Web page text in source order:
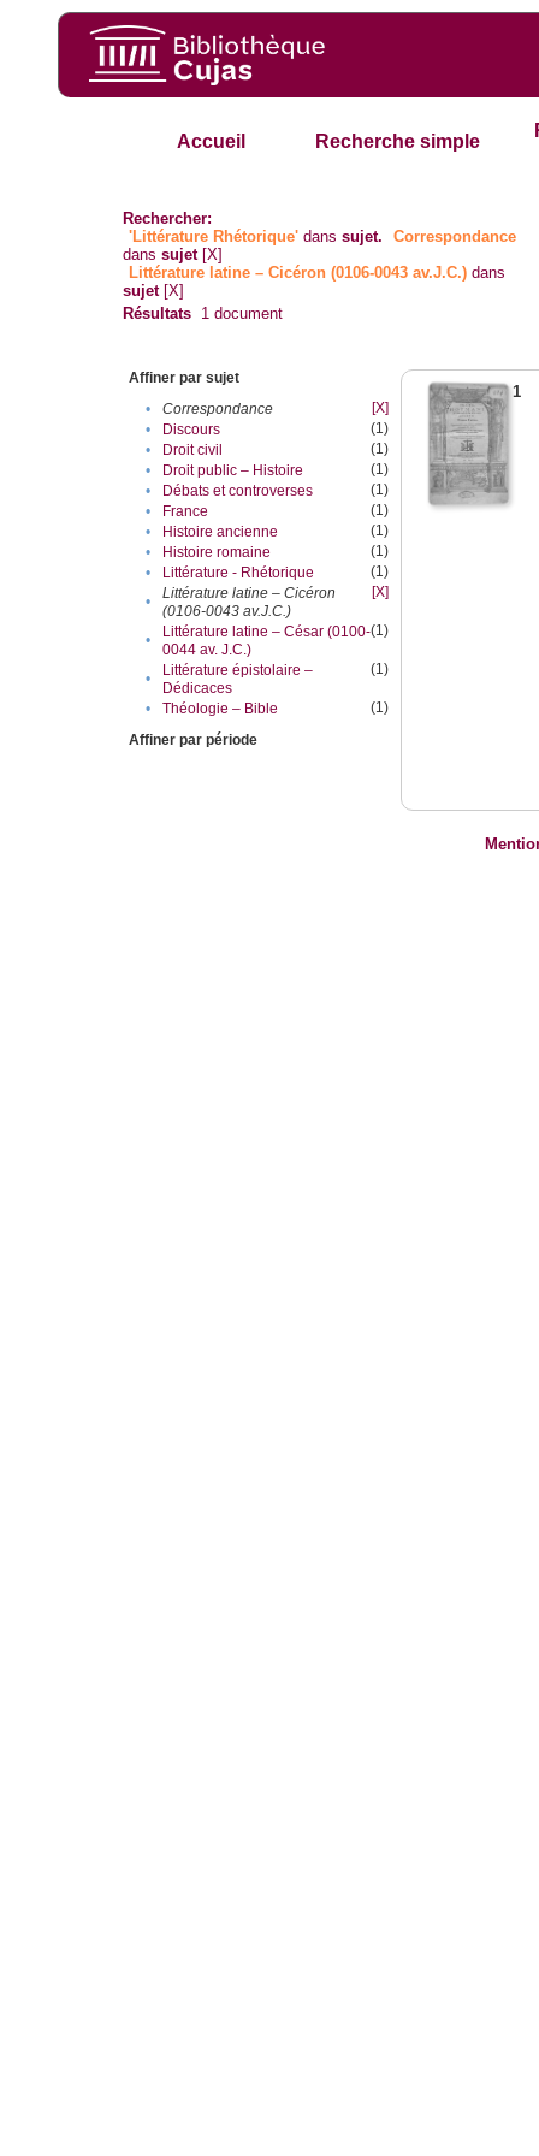
Accueil Recherche simple
Rechercher:
'Littérature Rhétorique' danssujet.
Correspondance
danssujet [X]
Littérature latine – Cicéron (0106-0043 av.J.C.) dans
sujet [X]
Résultats 1 document
Affiner par sujet
•
Correspondance
[X]
•
Discours
(1)
•
Droit civil
(1)
•
Droit public – Histoire
(1)
•
Débats et controverses
(1)
•
France
(1)
•
Histoire ancienne
(1)
•
Histoire romaine
(1)
•
Littérature - Rhétorique
(1)
•
Littérature latine – Cicéron
(0106-0043 av.J.C.)
[X]
•
Littérature latine – César (0100-
0044 av. J.C.)
(1)
•
Littérature épistolaire –
Dédicaces
(1)
• Théologie – Bible
(1)
Affiner par période
1